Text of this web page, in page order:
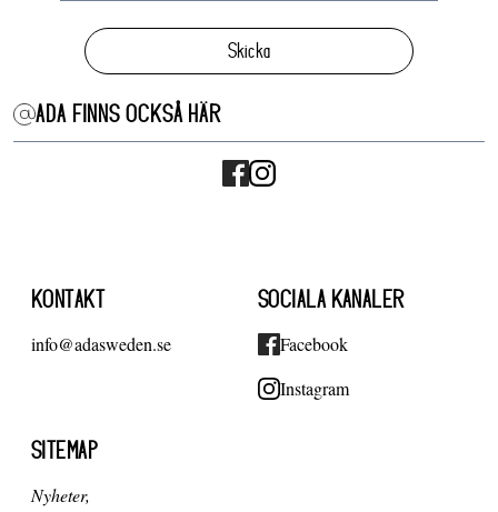
Skicka
ADA FINNS OCKSÅ HÄR
KONTAKT
info@adasweden.se
SOCIALA KANALER
Facebook
Instagram
SITEMAP
Nyheter